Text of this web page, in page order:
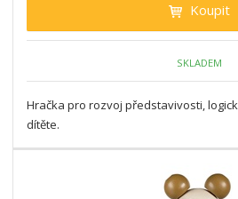
Koupit
SKLADEM
Hračka pro rozvoj představivosti,
dítěte.